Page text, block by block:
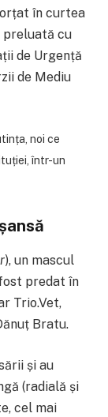
în curtea
preluată cu
de Urgență
de Mediu
noi ce
într-un
), un mascul
predat în
Trio.Vet,
Bratu.
și au
(radială și
cel mai